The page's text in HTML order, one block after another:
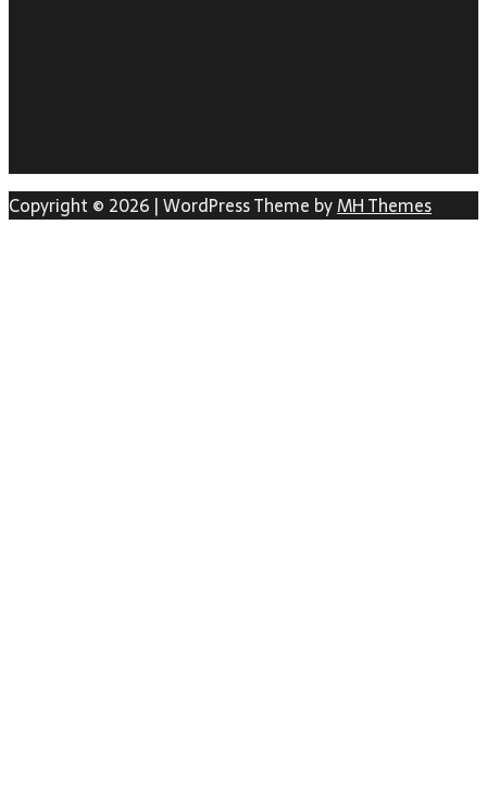
Copyright © 2026 | WordPress Theme byMH Themes